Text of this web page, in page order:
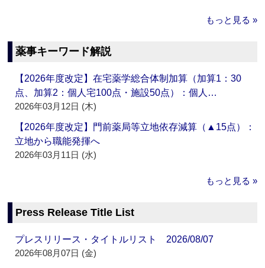
もっと見る »
薬事キーワード解説
【2026年度改定】在宅薬学総合体制加算（加算1：30
点、加算2：個人宅100点・施設50点）：個人…
2026年03月12日 (木)
【2026年度改定】門前薬局等立地依存減算（▲15点）：
立地から職能発揮へ
2026年03月11日 (水)
もっと見る »
Press Release Title List
プレスリリース・タイトルリスト 2026/08/07
2026年08月07日 (金)